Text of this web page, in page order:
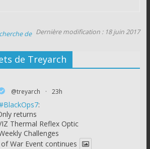
Dernière modification : 18 juin 2017
de
de Treyarch
@treyarch · 23h
:
returns
Thermal Reflex Optic
Challenges
War Event continues